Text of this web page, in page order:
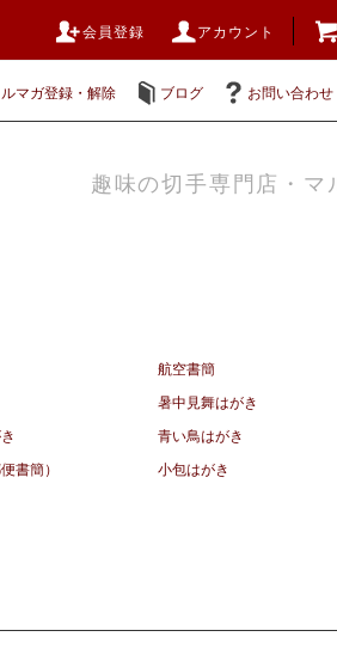
会員登録 アカウント
ルマガ登録・解除 ブログ お問い合わせ
趣味の切手専門店・マ
航空書簡
暑中見舞はがき
青い鳥はがき
書簡）
小包はがき